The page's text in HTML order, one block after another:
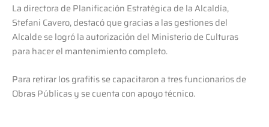
La directora de Planificación Estratégica de la Alcaldía,
Stefani Cavero, destacó que gracias a las gestiones del
Alcalde se logró la autorización del Ministerio de Culturas
para hacer el mantenimiento completo.
Para retirar los grafitis se capacitaron a tres funcionarios de
Obras Públicas y se cuenta con apoyo técnico.